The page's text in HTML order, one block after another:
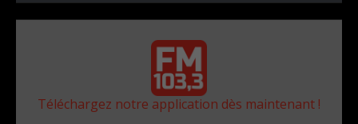
Téléchargez notre application dès maintenant !